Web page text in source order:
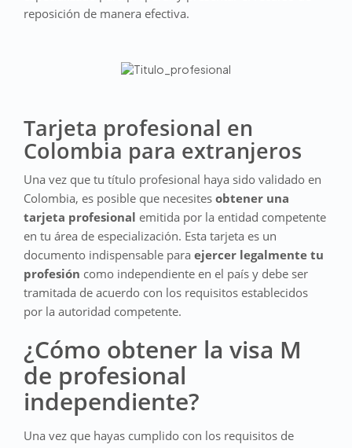
reposición de manera efectiva.
Tarjeta profesional en
Colombia para extranjeros
Una vez que tu título profesional haya sido validado en
Colombia, es posible que necesites obtener una
tarjeta profesional emitida por la entidad competente
en tu área de especialización. Esta tarjeta es un
documento indispensable para ejercer legalmente tu
profesión como independiente en el país y debe ser
tramitada de acuerdo con los requisitos establecidos
por la autoridad competente.
¿Cómo obtener la visa M
de profesional
independiente?
Una vez que hayas cumplido con los requisitos de